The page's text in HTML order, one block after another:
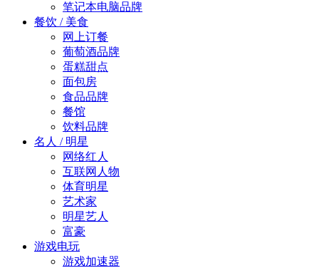
笔记本电脑品牌
餐饮 / 美食
网上订餐
葡萄酒品牌
蛋糕甜点
面包房
食品品牌
餐馆
饮料品牌
名人 / 明星
网络红人
互联网人物
体育明星
艺术家
明星艺人
富豪
游戏电玩
游戏加速器